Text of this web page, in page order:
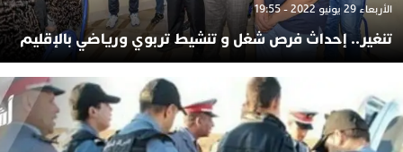
الأربعاء 29 يونيو 2022 - 19:55
تنغير.. إحداث فرص شغل و تنشيط تربوي ورياضي بالإقليم